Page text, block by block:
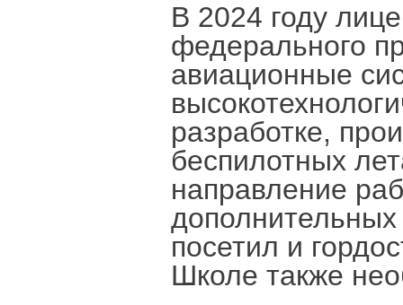
В 2024 году
федерального
авиационные
разработке,
беспилотных
направление
посетил и
Школе также